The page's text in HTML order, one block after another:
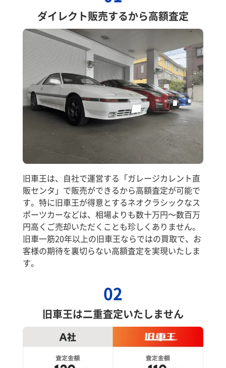
ダイレクト販売するから高額査定
旧車王は、自社で運営する「ガレージカレント直
販センタ」で販売ができるから高額査定が可能で
す。特に旧車王が得意とするネオクラシックなス
ポーツカーなどは、相場よりも数十万円～数百万
円高くご売却いただくことも珍しくありません。
旧車一筋20年以上の旧車王ならではの買取で、お
客様の期待を裏切らない高額査定を実現いたしま
す。
02
旧車王は二重査定いたしません